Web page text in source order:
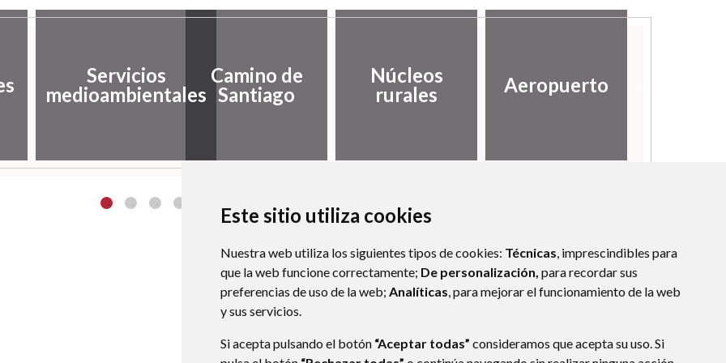
Este sitio utiliza cookies
Nuestra web utiliza los siguientes tipos de cookies: Técnicas, imprescindibles para
que la web funcione correctamente; De personalización, para recordar sus
preferencias de uso de la web; Analíticas, para mejorar el funcionamiento de la web
y sus servicios.
Si acepta pulsando el botón “Aceptar todas” consideramos que acepta su uso. Si
Servicios
medioambientales
Camino de
Santiago
Núcleos
rurales
Aeropuerto